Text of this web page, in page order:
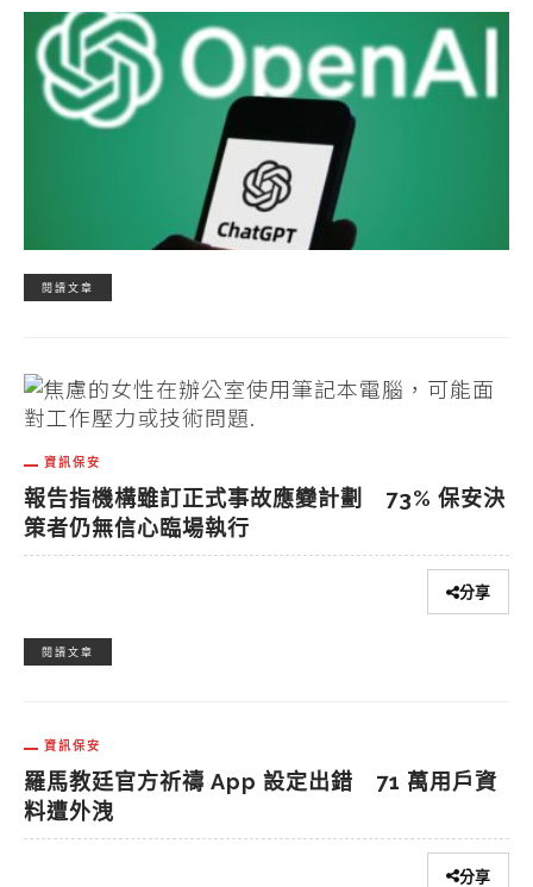
閱讀文章
資訊保安
報告指機構雖訂正式事故應變計劃 73% 保安決
策者仍無信心臨場執行
分享
閱讀文章
資訊保安
羅馬教廷官方祈禱 App 設定出錯 71 萬用戶資
料遭外洩
分享